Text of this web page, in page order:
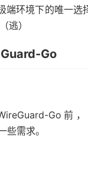
端环境下的唯一选
逃）
Go
Go前
需求。